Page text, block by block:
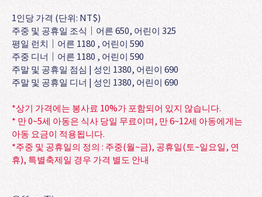
1인당 가격 (단위: NT$)
주중 및 공휴일 조식│어른 650, 어린이 325
평일 런치｜어른 1180 , 어린이 590
주중 디너｜어른 1180 , 어린이 590
주말 및 공휴일 점심 | 성인 1380, 어린이 690
주말 및 공휴일 디너 | 성인 1380, 어린이 690
*상기 가격에는 봉사료 10%가 포함되어 있지 않습니다.
* 만 0~5세 아동은 식사 당일 무료이며, 만 6~12세 아동에게는
아동 요금이 적용됩니다.
*주중 및 공휴일의 정의 : 주중(월~금), 공휴일(토~일요일, 연
휴), 특별축제일 경우 가격 별도 안내